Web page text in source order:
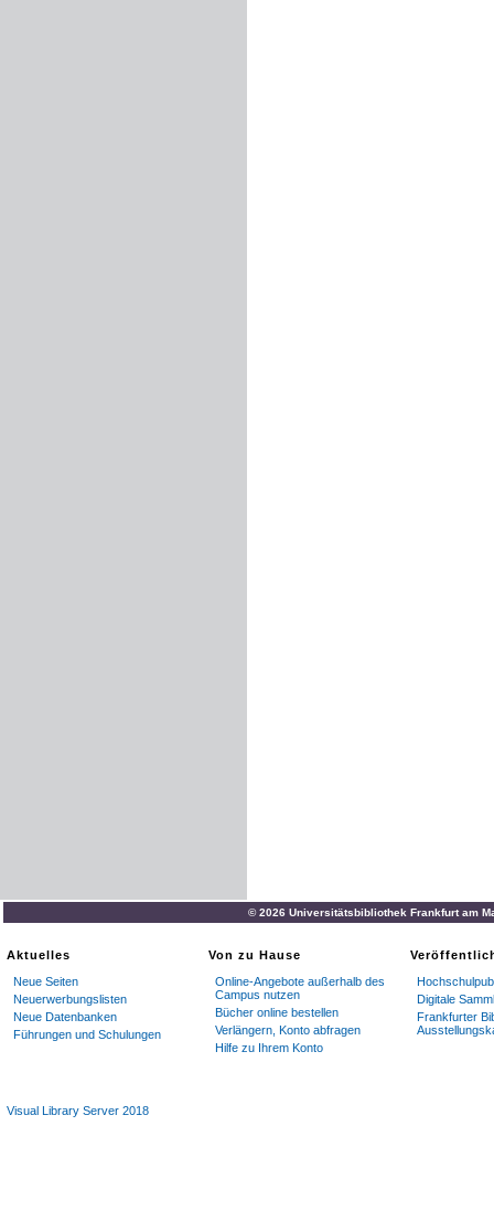
© 2026 Universitätsbibliothek Frankfurt am
Aktuelles
Neue Seiten
Neuerwerbungslisten
Neue Datenbanken
Führungen und Schulungen
Von zu Hause
Online-Angebote außerhalb des
Campus nutzen
Bücher online bestellen
Verlängern, Konto abfragen
Hilfe zu Ihrem Konto
Digitale
Frankfurter
Visual Library Server 2018